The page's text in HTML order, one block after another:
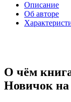
Описание
Об авторе
О чём
Новичок